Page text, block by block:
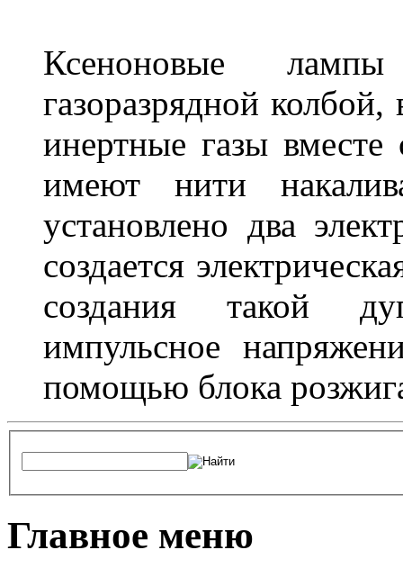
Ксеноновые
газоразрядной
инертные газы
имеют нити
установлено два
создается
создания такой
импульсное
помощью блока
Главное меню